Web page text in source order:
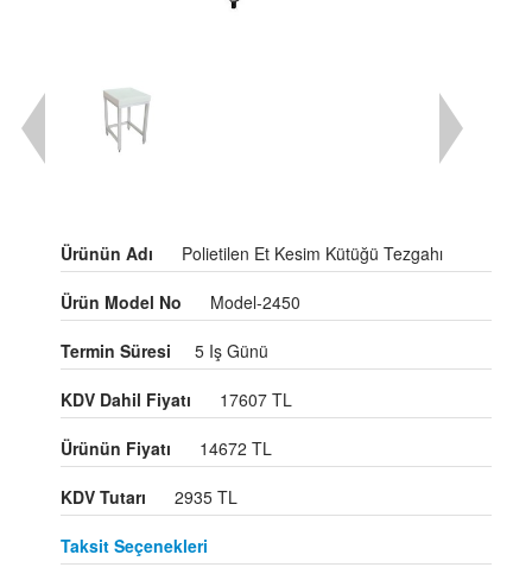
Ürünün Adı Polietilen Et Kesim Kütüğü Tezgahı
Ürün Model No Model-2450
Termin Süresi 5 Iş Günü
KDV Dahil Fiyatı 17607 TL
Ürünün Fiyatı 14672 TL
KDV Tutarı 2935 TL
Taksit Seçenekleri